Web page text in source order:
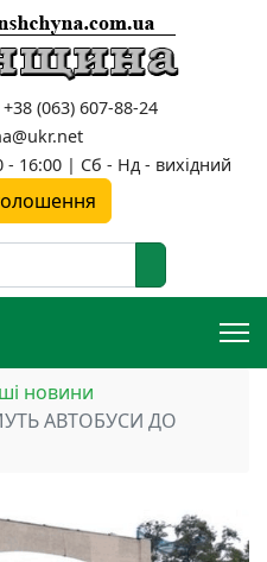
+38 (063) 607-88-24
16:00 | Сб - Нд - вихідний
новини
АВТОБУСИ ДО